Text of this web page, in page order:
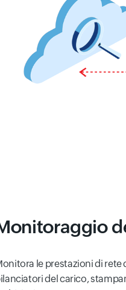
le prestazioni di
del carico,